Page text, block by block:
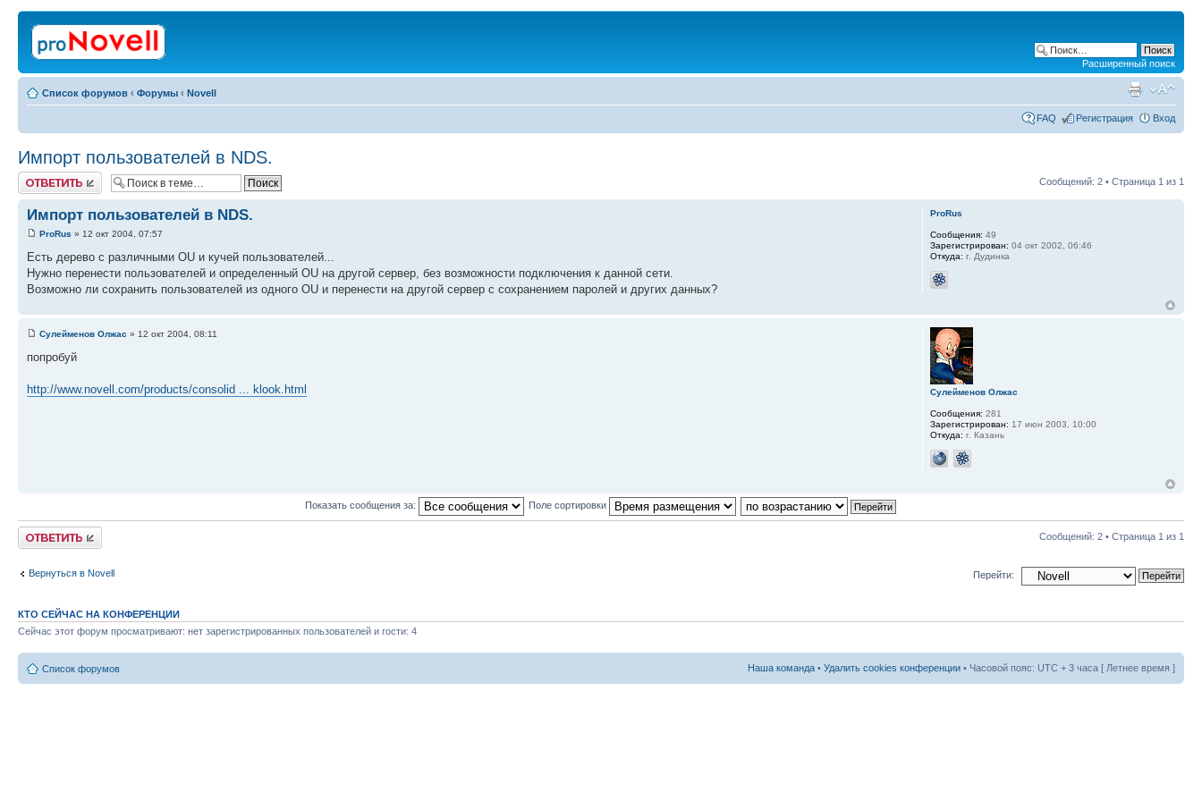
Расширенный поиск
Список форумов ‹ Форумы ‹ Novell
FAQ Регистрация Вход
Импорт пользователей в NDS.
Ответить Сообщений: 2 • Страница 1 из 1
Импорт пользователей в NDS.
ProRus » 12 окт 2004, 07:57
Есть дерево с различными OU и кучей пользователей...
Нужно перенести пользователей и определенный OU на другой сервер, без возможности подключения к данной сети.
Возможно ли сохранить пользователей из одного OU и перенести на другой сервер с сохранением паролей и других данных?
ProRus
Сообщения: 49
Зарегистрирован: 04 окт 2002, 06:46
Откуда: г. Дудинка
Сулейменов Олжас » 12 окт 2004, 08:11
попробуй
http://www.novell.com/products/consolid ... klook.html Сулейменов Олжас
Сообщения: 281
Зарегистрирован: 17 июн 2003, 10:00
Откуда: г. Казань
Показать сообщения за: Поле сортировки
Ответить Сообщений: 2 • Страница 1 из 1
Вернуться в Novell Перейти:
КТО СЕЙЧАС НА КОНФЕРЕНЦИИ
Сейчас этот форум просматривают: нет зарегистрированных пользователей и гости: 4
Список форумов Наша команда • Удалить cookies конференции • Часовой пояс: UTC + 3 часа [ Летнее время ]